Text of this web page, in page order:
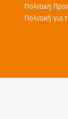
Πολιτική
Πολιτική για